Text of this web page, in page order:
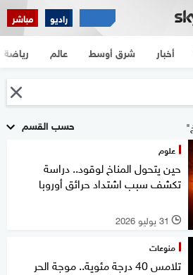
راديو مباشر
أخبار شرق أوسط عالم رياضة
حسب القسم
علوم
حين يتحول المناخ لوقود.. دراسة
تكشف سبب اشتداد حرائق أوروبا
l 31 يوليو 2026
منوعات
تلامس 40 درجة مئوية.. موجة الحر